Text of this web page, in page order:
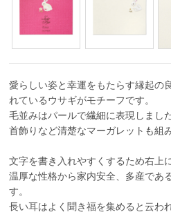
愛らしい姿と幸運をもたらす縁起の
れているウサギがモチーフです。
毛並みはパールで繊細に表現しました
首飾りなど清楚なマーガレットも組
文字を書き入れやすくするため右上
温厚な性格から家内安全、多産であ
す。
長い耳はよく聞き福を集めると云わ